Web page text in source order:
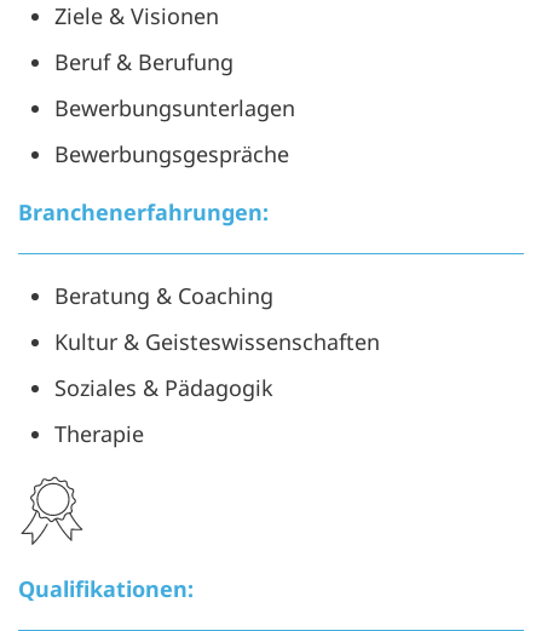
Ziele & Visionen
Beruf & Berufung
Bewerbungsunterlagen
Bewerbungsgespräche
Branchenerfahrungen:
Beratung & Coaching
Kultur & Geisteswissenschaften
Soziales & Pädagogik
Therapie
Qualifikationen: